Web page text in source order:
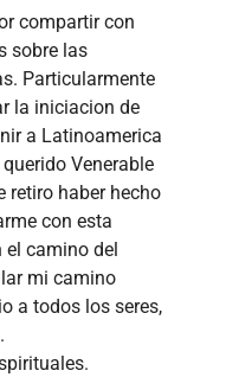
compartir con
sobre las
Particularmente
la iniciacion de
a Latinoamerica
Venerable
retiro haber hecho
con esta
el camino del
mi camino
a todos los seres,